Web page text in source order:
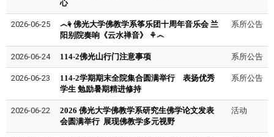
心
2026-06-25
෴⚘ 佛光大学佛教学系筝乐团十周年音乐会 兰
阳别院奏响《云水禅音》 ⚘෴
系所公告
2026-06-24 114-2佛光山行门注意事项 系所公告
2026-06-23
114-2学期期末全院集合圆满举行 表扬优秀
学生 勉励暑期精进修持
系所公告
2026-06-22
2026 佛光大学佛教学系研究生佛学论文发表
会圆满举行 展现佛教学多元视野
活动